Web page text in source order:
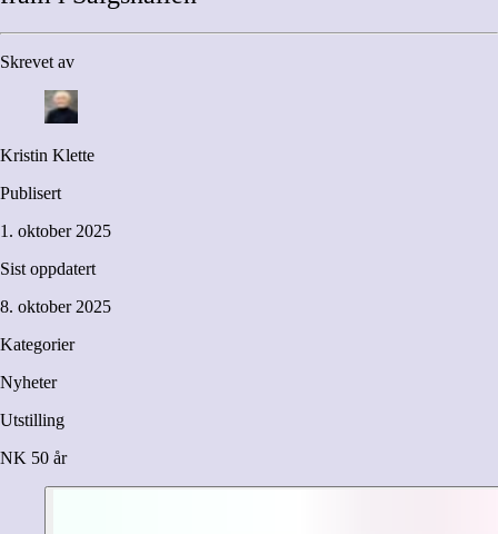
Skrevet av
Kristin Klette
Publisert
1. oktober 2025
Sist oppdatert
8. oktober 2025
Kategorier
Nyheter
Utstilling
NK 50 år